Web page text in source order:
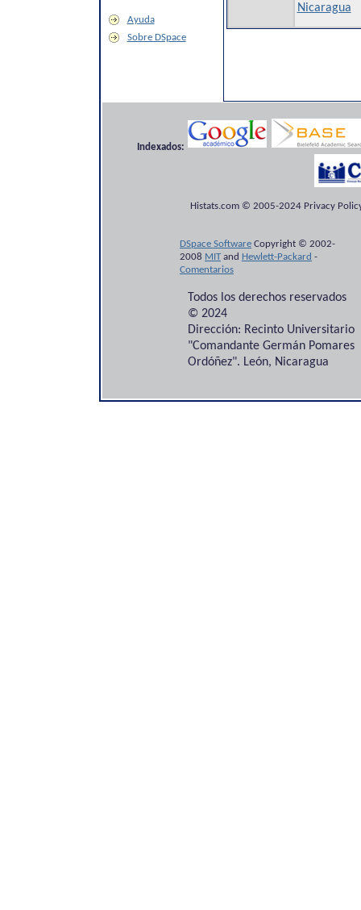
Ayuda
Sobre DSpace
Nicaragua
Indexados:
Histats.com © 2005-2024 Privacy
DSpace Software Copyright © 2002-
2008 MITand Hewlett-Packard -
Comentarios
Todos los derechos reservados
© 2024
Dirección: Recinto Universitario
"Comandante Germán Pomares
Ordóñez". León, Nicaragua